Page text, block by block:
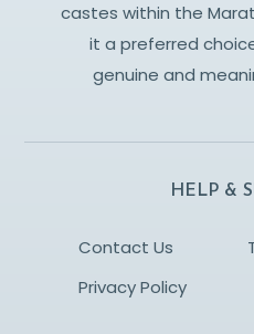
castes within the
it a preferred
genuine and
HELP &
Contact Us
Privacy Policy